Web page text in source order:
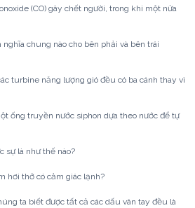
(CO) gây chết người, trong khi một nửa
nghĩa chung nào cho bên phải và bên trái
turbine năng lượng gió đều có ba cánh thay vì
ống truyền nước siphon dựa theo nước để tự
sự là như thế nào?
hơi thở có cảm giác lạnh?
ta biết được tất cả các dấu vân tay đều là